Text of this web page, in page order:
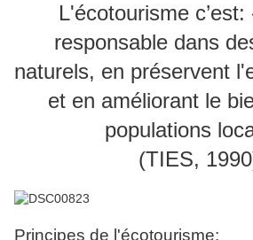
L'écotourisme c’est:
responsable dans
naturels, en préservent
et en améliorant le
populations
(TIES,
Principes de l'écotourisme: